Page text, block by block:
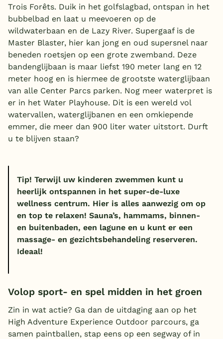
Trois Forêts. Duik in het golfslagbad, ontspan in het
bubbelbad en laat u meevoeren op de
wildwaterbaan en de Lazy River. Supergaaf is de
Master Blaster, hier kan jong en oud supersnel naar
beneden roetsjen op een grote zwemband. Deze
bandenglijbaan is maar liefst 190 meter lang en 12
meter hoog en is hiermee de grootste waterglijbaan
van alle Center Parcs parken. Nog meer waterpret is
er in het Water Playhouse. Dit is een wereld vol
watervallen, waterglijbanen en een omkiepende
emmer, die meer dan 900 liter water uitstort. Durft
u te blijven staan?
Tip! Terwijl uw kinderen zwemmen kunt u
heerlijk ontspannen in het super-de-luxe
wellness centrum. Hier is alles aanwezig om op
en top te relaxen! Sauna’s, hammams, binnen-
en buitenbaden, een lagune en u kunt er een
massage- en gezichtsbehandeling reserveren.
Ideaal!
Volop sport- en spel midden in het groen
Zin in wat actie? Ga dan de uitdaging aan op het
High Adventure Experience Outdoor parcours, ga
samen paintballen, stap eens op een segway of in